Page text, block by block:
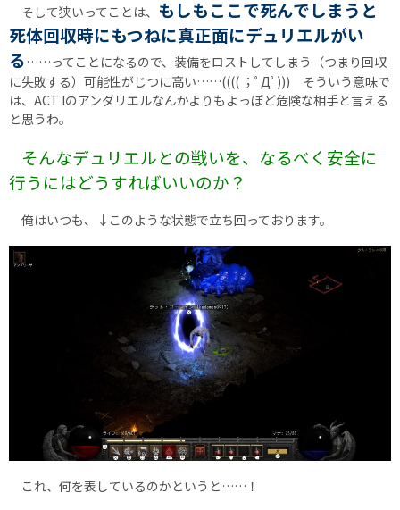
そして狭いってことは、 もしもここで死んでしまうと
死体回収時にもつねに真正面にデュリエルがい
る ……ってことになるので、装備をロストしてしまう（つまり回収
に失敗する）可能性がじつに高い……(((( ；ﾟДﾟ))) そういう意味で
は、ACT Iのアンダリエルなんかよりもよっぽど危険な相手と言える
と思うわ。
そんなデュリエルとの戦いを、なるべく安全に
行うにはどうすればいいのか？
俺はいつも、↓このような状態で立ち回っております。
これ、何を表しているのかというと……！